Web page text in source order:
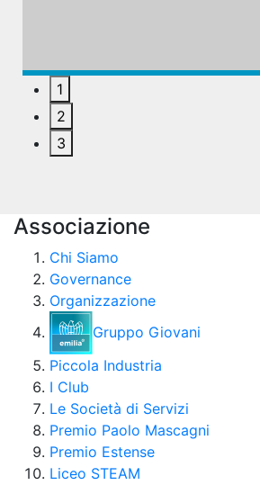
1
2
3
Associazione
Chi Siamo
Governance
Organizzazione
Gruppo Giovani
Piccola Industria
I Club
Le Società di Servizi
Premio Paolo Mascagni
Premio Estense
Liceo STEAM